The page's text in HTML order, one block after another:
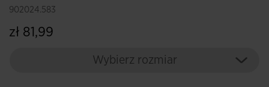
902024.583
zł 81,99
Wybierz rozmiar